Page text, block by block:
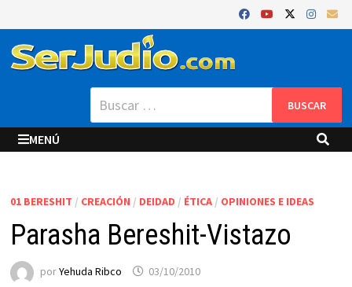
al
contenido
Buscar:
MENÚ
01 BERESHIT / CREACIÓN / DEIDAD / ÉTICA/ OPINIONES E IDEAS
Parasha Bereshit-Vistazo
porYehuda Ribco 03/10/2010